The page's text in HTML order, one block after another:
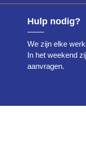
Hulp nodig?
We zijn elke
In het weekend
aanvragen.